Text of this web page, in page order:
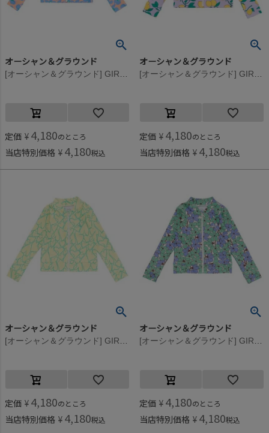
オーシャン＆グラウンド
定価 ¥ 4,180のところ
当店特別価格 ¥ 4,180税込
オーシャン＆グラウンド
定価 ¥ 4,180のところ
当店特別価格 ¥ 4,180税込
オーシャン＆グラウンド
定価 ¥ 4,180のところ
当店特別価格 ¥ 4,180税込
オーシャン＆グラウンド
定価 ¥ 4,180のところ
当店特別価格 ¥ 4,180税込